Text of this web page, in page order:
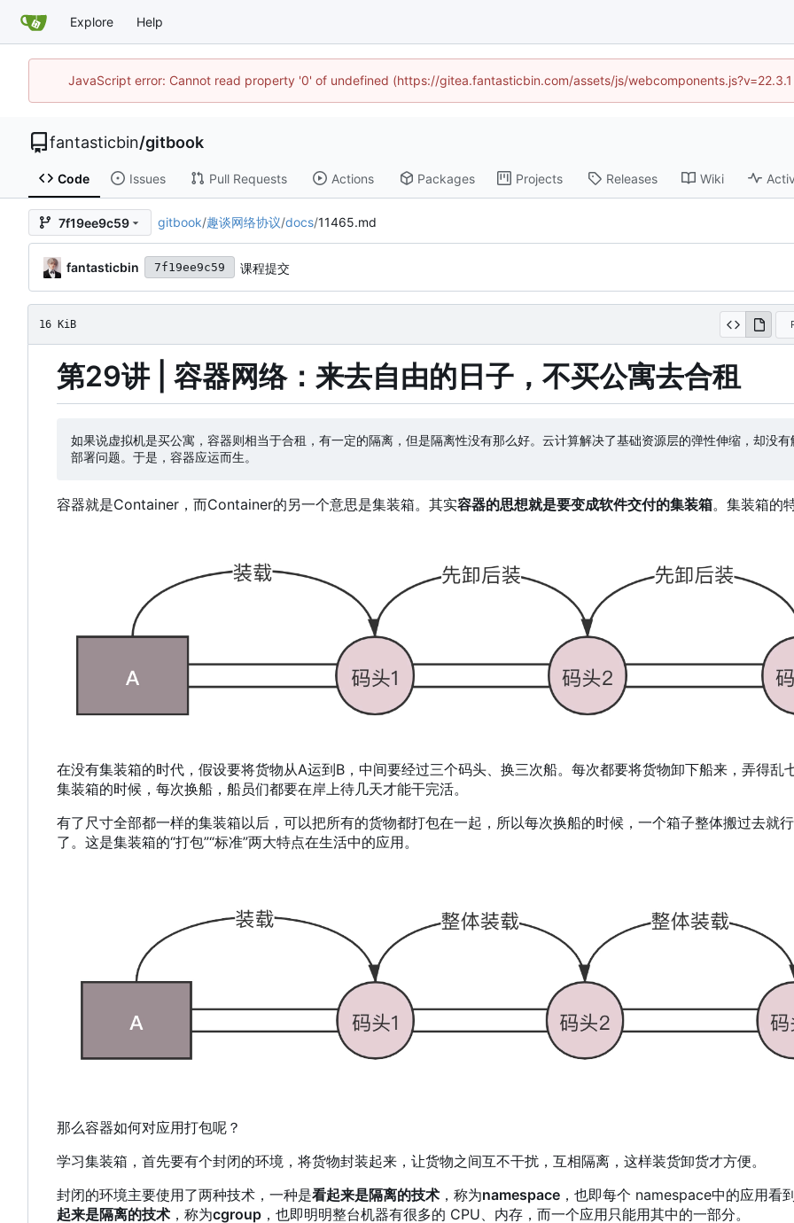
Explore Help
JavaScript error: Cannot read property '0' of undefined (https://gitea.fantasticbin.com/assets/js/
fantasticbin/gitbook
Code Issues Pull Requests Actions Packages Projects Releases Wiki
7f19ee9c59 gitbook/趣谈网络协议/docs/11465.md
fantasticbin 7f19ee9c59 课程提交
16 KiB
第29讲 | 容器网络：来去自由的日子，不买公寓去合租
如果说虚拟机是买公寓 ， 容器则相当于合租 ， 有一定的隔离 ， 但是隔离性没有那么好。云计算解决了基础资源层的弹性伸缩 ， 却没有
部署问题。于是 ，
容器就是Container ， 而Container的另一个意思是集装箱。其实容器的思想就是要变成软件交付的集装箱。集装箱的
在没有集装箱的时代 ， 假设要将货物从A运到B ， 中间要经过三个码头、换三次船。每次都要将货物卸下船来 ， 弄得乱
集装箱的时候 ， 每次换船 ， 船员们都要在岸上待几天才能干完活。
有了尺寸全部都一样的集装箱以后，可以把所有的货物都打包在一起，所以每次换船的时候，一个箱子整体搬过去就
了。这是集装箱的“打包”“标准”两大特点在生活中的应用。
那么容器如何对应用打包呢？
学习集装箱，首先要有个封闭的环境，将货物封装起来，让货物之间互不干扰，互相隔离，这样装货卸货才方便。
封闭的环境主要使用了两种技术，一种是看起来是隔离的技术 ，称为namespace ，也即每个 namespace中的应用看
起来是隔离的技术 ，称为cgroup ，也即明明整台机器有很多的 CPU、内存 ， 而一个应用只能用其中的一部分。